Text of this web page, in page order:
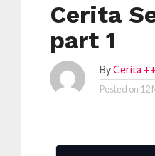
Cerita
part 1
By Cerita ++
Posted on 12